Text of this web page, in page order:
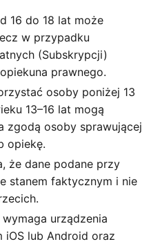
16 do 18 lat może
w przypadku
(Subskrypcji)
prawnego.
osoby poniżej 13
13–16 lat mogą
zgodą osoby sprawującej
opiekę.
że dane podane przy
stanem faktycznym i nie
urządzenia
iOS lub Android oraz